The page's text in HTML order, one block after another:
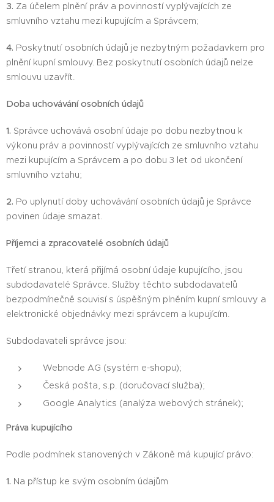
3. Za účelem plnění práv a povinností vyplývajících ze
smluvního vztahu mezi kupujícím a Správcem;
4. Poskytnutí osobních údajů je nezbytným požadavkem pro
plnění kupní smlouvy. Bez poskytnutí osobních údajů nelze
smlouvu uzavřít.
Doba uchovávání osobních údajů
1. Správce uchovává osobní údaje po dobu nezbytnou k
výkonu práv a povinností vyplývajících ze smluvního vztahu
mezi kupujícím a Správcem a po dobu 3 let od ukončení
smluvního vztahu;
2. Po uplynutí doby uchovávání osobních údajů je Správce
povinen údaje smazat.
Příjemci a zpracovatelé osobních údajů
Třetí stranou, která přijímá osobní údaje kupujícího, jsou
subdodavatelé Správce. Služby těchto subdodavatelů
bezpodmínečně souvisí s úspěšným plněním kupní smlouvy a
elektronické objednávky mezi správcem a kupujícím.
Subdodavateli správce jsou:
Webnode AG (systém e-shopu);
Česká pošta, s.p. (doručovací služba);
Google Analytics (analýza webových stránek);
Práva kupujícího
Podle podmínek stanovených v Zákoně má kupující právo:
1. Na přístup ke svým osobním údajům